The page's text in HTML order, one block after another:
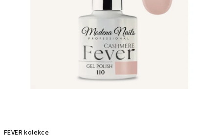
FEVER kolekce